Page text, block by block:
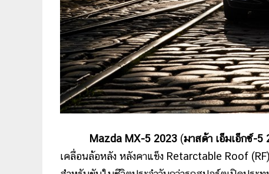
Mazda MX-5 2023 (มาสด้า เอ็มเอ็กซ์-5
เคลื่อนล้อหลัง หลังคาแข็ง Retarctable Roof